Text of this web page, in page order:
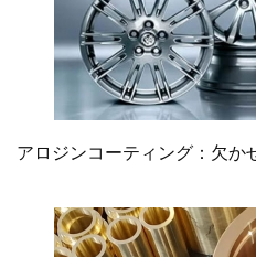
アロジンコーティング：欠か